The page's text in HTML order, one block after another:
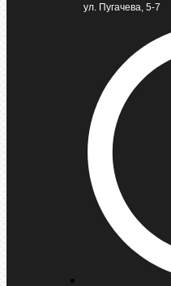
ул. Пугачева, 5-7